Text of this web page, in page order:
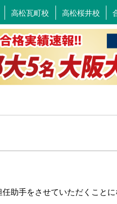
高松桜井校
高松瓦町校
助手をさせていただくことに